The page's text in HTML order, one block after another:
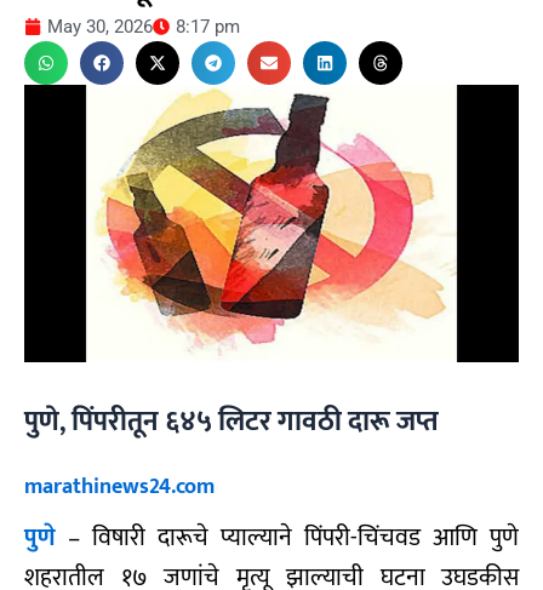
May 30, 2026 8:17 pm
पुणे, पिंपरीतून ६४५ लिटर गावठी दारू जप्त
marathinews24.com
पुणे – विषारी दारूचे प्याल्याने पिंपरी-चिंचवड आणि पुणे
शहरातील १७ जणांचे मृत्यू झाल्याची घटना उघडकीस